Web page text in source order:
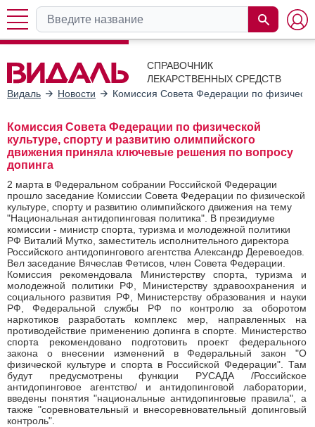
СПРАВОЧНИК
ЛЕКАРСТВЕННЫХ СРЕДСТВ
Видаль
Новости Комиссия Совета Федерации по
Комиссия Совета Федерации по физической
культуре, спорту и развитию олимпийского
движения приняла ключевые решения по вопросу
допинга
2 марта в Федеральном собрании Российской Федерации
прошло заседание Комиссии Совета Федерации по физической
культуре, спорту и развитию олимпийского движения на тему
"Национальная антидопинговая политика". В президиуме
комиссии - министр спорта, туризма и молодежной политики
РФ Виталий Мутко, заместитель исполнительного директора
Российского антидопингового агентства Александр Деревоедов.
Вел заседание Вячеслав Фетисов, член Совета Федерации.
Комиссия рекомендовала Министерству спорта, туризма и
молодежной политики РФ, Министерству здравоохранения и
социального развития РФ, Министерству образования и науки
РФ, Федеральной службы РФ по контролю за оборотом
наркотиков разработать комплекс мер, направленных на
противодействие применению допинга в спорте. Министерство
спорта рекомендовано подготовить проект федерального
закона о внесении изменений в Федеральный закон "О
физической культуре и спорта в Российской Федерации". Там
будут предусмотрены функции РУСАДА /Российское
антидопинговое агентство/ и антидопинговой лаборатории,
введены понятия "национальные антидопинговые правила", а
также "соревновательный и внесоревновательный допинговый
контроль".